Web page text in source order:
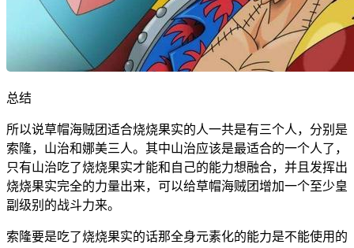
总结
所以说草帽海贼团适合烧烧果实的人一共是有三个人，分别是
索隆，山治和娜美三人。其中山治应该是最适合的一个人了，
只有山治吃了烧烧果实才能和自己的能力想融合，并且发挥出
烧烧果实完全的力量出来，可以给草帽海贼团增加一个至少皇
副级别的战斗力来。
索隆要是吃了烧烧果实的话那全身元素化的能力是不能使用的